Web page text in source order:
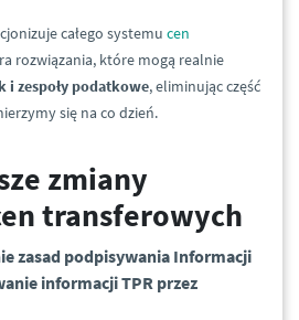
całego systemu cen
rozwiązania, które mogą realnie
i zespoły podatkowe, eliminując część
się na co dzień.
zmiany
transferowych
zasad podpisywania Informacji
informacji TPR przez